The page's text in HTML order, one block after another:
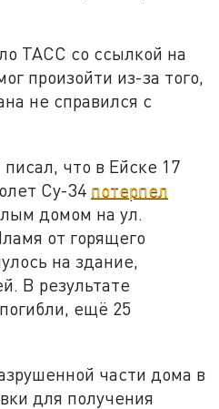
ТАСС со ссылкой на
произойти из-за того,
не справился с
что в Ейске 17
Су-34 потерпел
домом на ул.
от горящего
на здание,
В результате
ещё 25
части дома в
для получения